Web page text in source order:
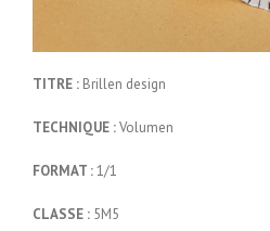
TITRE : Brillen design
TECHNIQUE :Volumen
FORMAT :1/1
CLASSE : 5M5